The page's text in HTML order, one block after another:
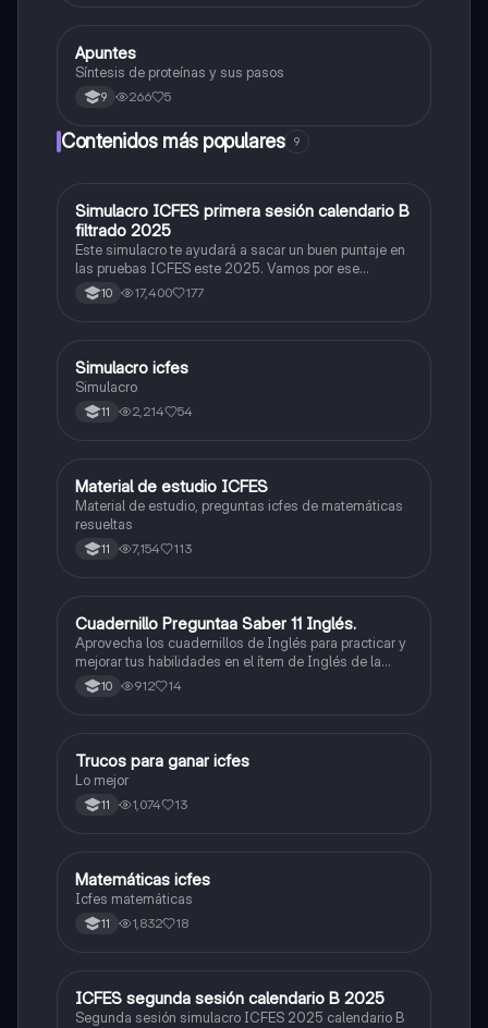
Biologia
Apuntes
Síntesis de proteínas y sus pasos
9 266 5
Contenidos más populares 9
ICFES: Matemáticas
Simulacro ICFES primera sesión calendario B
filtrado 2025
Este simulacro te ayudará a sacar un buen puntaje en
las pruebas ICFES este 2025. Vamos por ese
500/500. Y poder ser admitido en la universidad que
quieras, estudiar la carrera que quieres y no la que te
10 17,400 177
ICFES: Lectura Crítica
Simulacro icfes
Simulacro
11 2,214 54
ICFES: Matemáticas
Material de estudio ICFES
Material de estudio, preguntas icfes de matemáticas
resueltas
11 7,154 113
ICFES: Inglés
Cuadernillo Preguntaa Saber 11 Inglés.
Aprovecha los cuadernillos de Inglés para practicar y
mejorar tus habilidades en el ítem de Inglés de la
Prueba Saber 11. 🫡
10 912 14
Química
Trucos para ganar icfes
Lo mejor
11 1,074 13
ICFES: Matemáticas
Matemáticas icfes
Icfes matemáticas
11 1,832 18
ICFES: Lectura Crítica
ICFES segunda sesión calendario B 2025
Segunda sesión simulacro ICFES 2025 calendario B